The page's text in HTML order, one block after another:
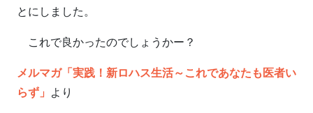
とにしました。
これで良かったのでしょうかー？
メルマガ「実践！新ロハス生活～これであなたも医者い
らず」 より